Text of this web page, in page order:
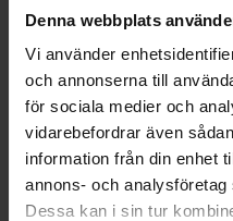
Denna webbplats
Vi använder
och annonserna till
för sociala medier och
vidarebefordrar även
information från din enhet
annons- och
Dessa kan i sin tur
5 484 kr/mån